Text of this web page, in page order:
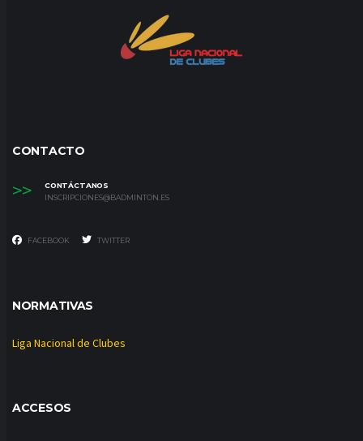
CONTACTO
>>
CONTÁCTANOS
INSCRIPCIONES@BADMINTON.ES
FACEBOOK TWITTER
NORMATIVAS
Liga Nacional de Clubes
ACCESOS